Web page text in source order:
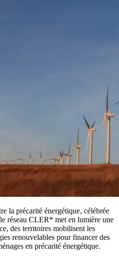
la précarité énergétique, célébrée
réseau CLER* met en lumière une
des territoires mobilisent les
renouvelables pour financer des
en précarité énergétique.